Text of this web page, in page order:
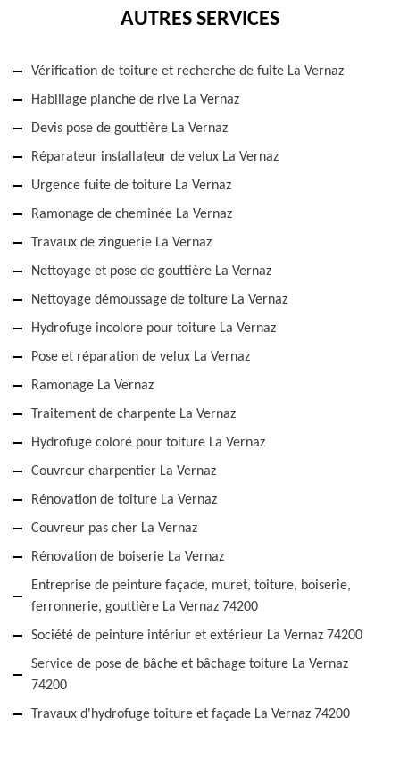
AUTRES SERVICES
Vérification de toiture et recherche de fuite La Vernaz
Habillage planche de rive La Vernaz
Devis pose de gouttière La Vernaz
Réparateur installateur de velux La Vernaz
Urgence fuite de toiture La Vernaz
Ramonage de cheminée La Vernaz
Travaux de zinguerie La Vernaz
Nettoyage et pose de gouttière La Vernaz
Nettoyage démoussage de toiture La Vernaz
Hydrofuge incolore pour toiture La Vernaz
Pose et réparation de velux La Vernaz
Ramonage La Vernaz
Traitement de charpente La Vernaz
Hydrofuge coloré pour toiture La Vernaz
Couvreur charpentier La Vernaz
Rénovation de toiture La Vernaz
Couvreur pas cher La Vernaz
Rénovation de boiserie La Vernaz
Entreprise de peinture façade, muret, toiture, boiserie,
ferronnerie, gouttière La Vernaz 74200
Société de peinture intériur et extérieur La Vernaz 74200
Service de pose de bâche et bâchage toiture La Vernaz
74200
Travaux d'hydrofuge toiture et façade La Vernaz 74200